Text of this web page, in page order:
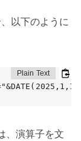
以下のように
、演算子を文